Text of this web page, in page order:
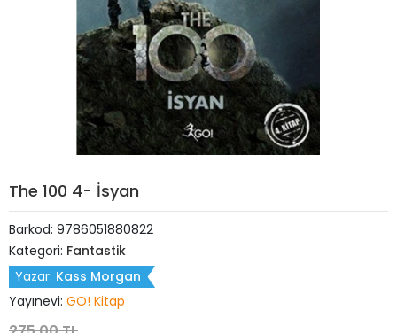
The 100 4- İsyan
Barkod: 9786051880822
Kategori: Fantastik
Yazar: Kass Morgan
Yayınevi: GO! Kitap